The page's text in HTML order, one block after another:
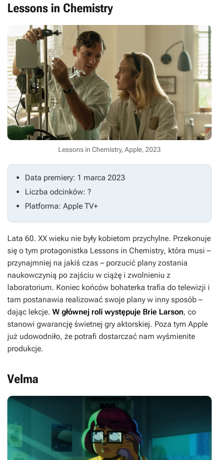
Lessons in Chemistry
Lessons in Chemistry, Apple, 2023
Data premiery: 1 marca 2023
Liczba odcinków: ?
Platforma: Apple TV+
Lata 60. XX wieku nie były kobietom przychylne. Przekonuje
się o tym protagonistka Lessons in Chemistry, która musi –
przynajmniej na jakiś czas – porzucić plany zostania
naukowczynią po zajściu w ciążę i zwolnieniu z
laboratorium. Koniec końców bohaterka trafia do telewizji i
tam postanawia realizować swoje plany w inny sposób –
dając lekcje. W głównej roli występuje Brie Larson, co
stanowi gwarancję świetnej gry aktorskiej. Poza tym Apple
już udowodniło, że potrafi dostarczać nam wyśmienite
produkcje.
Velma